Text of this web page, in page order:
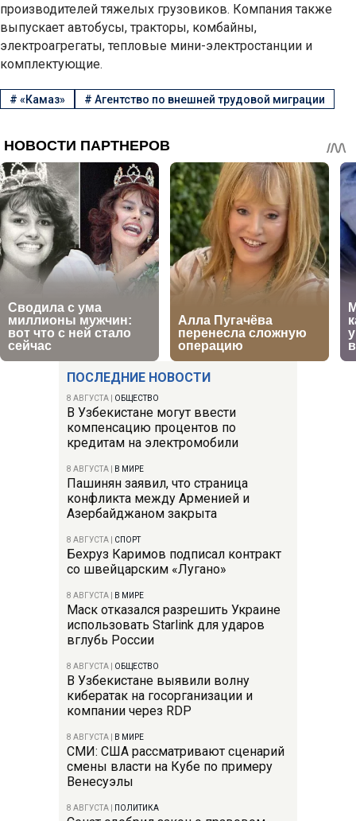
ПОСЛЕДНИЕ НОВОСТИ
8 АВГУСТА ОБЩЕСТВО
В Узбекистане могут ввести
компенсацию процентов по
кредитам на электромобили
8 АВГУСТА В МИРЕ
Пашинян заявил, что страница
конфликта между Арменией и
Азербайджаном закрыта
8 АВГУСТА СПОРТ
Бехруз Каримов подписал контракт
со швейцарским «Лугано»
8 АВГУСТА В МИРЕ
Маск отказался разрешить Украине
использовать Starlink для ударов
вглубь России
8 АВГУСТА ОБЩЕСТВО
В Узбекистане выявили волну
кибератак на госорганизации и
компании через RDP
8 АВГУСТА В МИРЕ
СМИ: США рассматривают сценарий
смены власти на Кубе по примеру
Венесуэлы
8 АВГУСТА ПОЛИТИКА
производителей тяжелых грузовиков. Компания также
выпускает автобусы, тракторы, комбайны,
электроагрегаты, тепловые мини-электростанции и
комплектующие.
# «Камаз» # Агентство по внешней трудовой миграции